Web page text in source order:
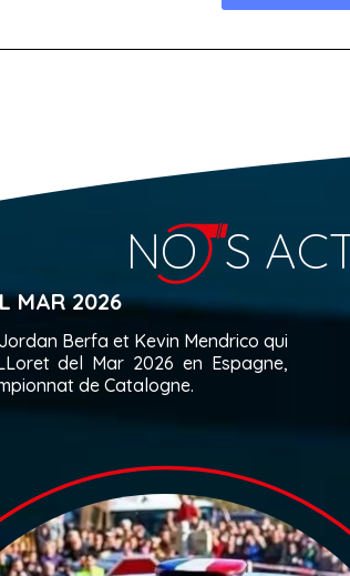
NO S
MAR 2026
Berfa et Kevin Mendrico qui
del Mar 2026 en Espagne,
de Catalogne.